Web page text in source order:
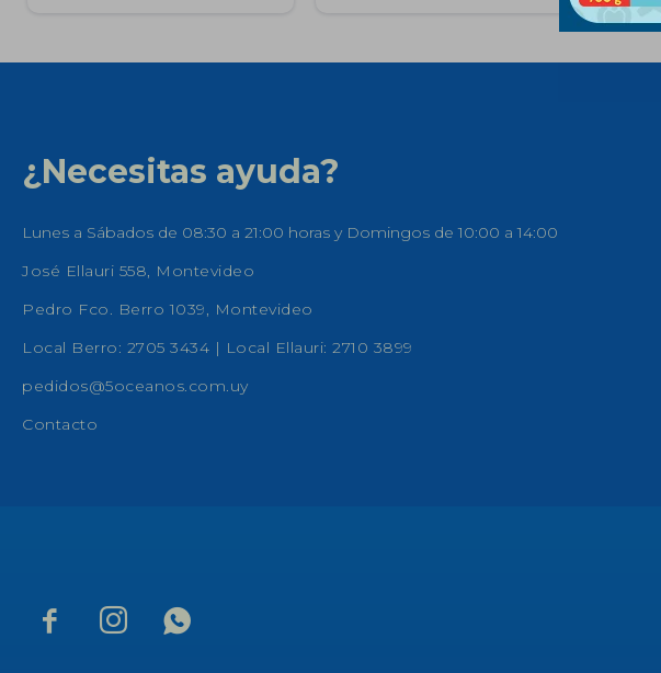
  
¿Necesitas ayuda?
Lunes a Sábados de 08:30 a 21:00 horas y Domingos de 10:00 a 14:00
José Ellauri 558, Montevideo
Pedro Fco. Berro 1039, Montevideo
Local Berro: 2705 3434 | Local Ellauri: 2710 3899
pedidos@5oceanos.com.uy
Contacto